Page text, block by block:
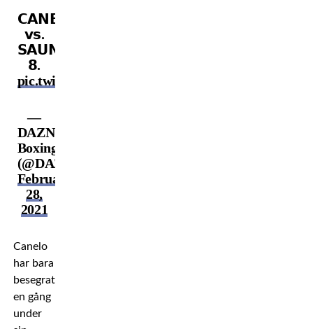
𝗖𝗔𝗡𝗘𝗟𝗢
𝘃𝘀.
𝗦𝗔𝗨𝗡𝗗𝗘𝗥𝗦⁰⁰𝗠𝗮𝘆
𝟴.
pic.twitter.com/6wZL4FfQIW
—
DAZN
Boxing
(@DAZNBoxing)
February
28,
2021
Canelo
har bara
besegrats
en gång
under